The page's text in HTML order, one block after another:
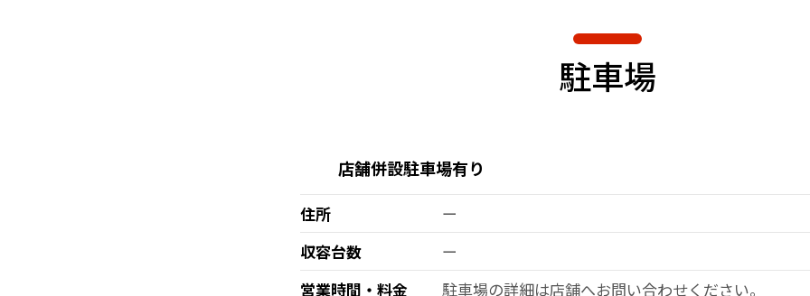
駐車場
店舗併設駐車場有り
住所
ー
収容台数
ー
営業時間・料金
駐車場の詳細は店舗へお問い合わせください。